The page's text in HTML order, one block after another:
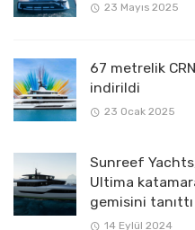
23 Mayıs 2025
67 metrelik
indirildi
23 Ocak 2025
Sunreef
Ultima
gemisini tanıttı
14 Eylül 2024